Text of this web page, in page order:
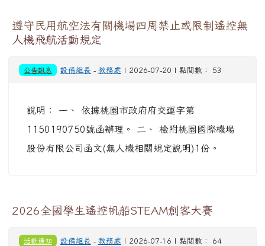
遵守民用航空法有關機場四周禁止或限制遙控無
人機飛航活動規定
公告訊息 設備組長 - 教務處 | 2026-07-20 | 點閱數： 53
說明： 一、 依據桃園市政府府交運字第
1150190750號函辦理。 二、 檢附桃園國際機場
股份有限公司函文(無人機相關規定說明)1份。
2026全國學生遙控帆船STEAM創客大賽
活動通知 設備組長 - 教務處 | 2026-07-16 | 點閱數： 64